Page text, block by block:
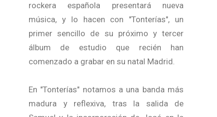
rockera española presentará nueva
música, y lo hacen con "Tonterías", un
primer sencillo de su próximo y tercer
álbum de estudio que recién han
comenzado a grabar en su natal Madrid.
En "Tonterías" notamos a una banda más
madura y reflexiva, tras la salida de